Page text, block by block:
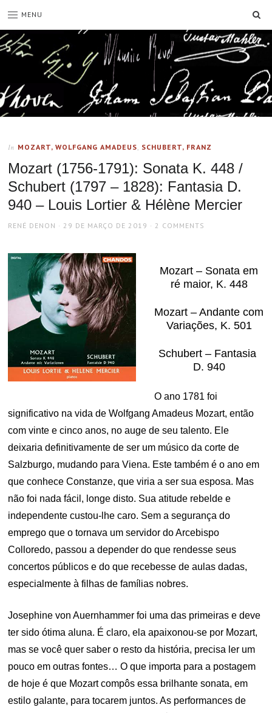
MENU
In MOZART, WOLFGANG AMADEUS, SCHUBERT, FRANZ
Mozart (1756-1791): Sonata K. 448 /
Schubert (1797 – 1828): Fantasia D.
940 – Louis Lortier & Hélène Mercier
AUTHOR
RENÉ DENON
POSTED
29 DE MARÇO DE 2019 2 COMMENTS
Mozart – Sonata em
ré maior, K. 448
Mozart – Andante com
Variações, K. 501
Schubert – Fantasia
D. 940
O ano 1781 foi
significativo na vida de Wolfgang Amadeus Mozart, então
com vinte e cinco anos, no auge de seu talento. Ele
deixaria definitivamente de ser um músico da corte de
Salzburgo, mudando para Viena. Este também é o ano em
que conhece Constanze, que viria a ser sua esposa. Mas
não foi nada fácil, longe disto. Sua atitude rebelde e
independente custou-lhe caro. Sem a segurança do
emprego que o tornava um servidor do Arcebispo
Colloredo, passou a depender do que rendesse seus
concertos públicos e do que recebesse de aulas dadas,
especialmente à filhas de famílias nobres.
Josephine von Auernhammer foi uma das primeiras e deve
ter sido ótima aluna. É claro, ela apaixonou-se por Mozart,
mas se você quer saber o resto da história, precisa ler um
pouco em outras fontes… O que importa para a postagem
de hoje é que Mozart compôs essa brilhante sonata, em
estilo galante, para tocarem juntos. As performances de